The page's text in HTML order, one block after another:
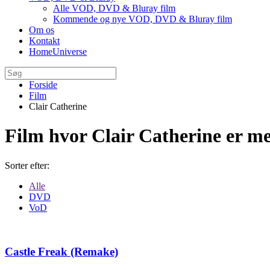
Alle VOD, DVD & Bluray film
Kommende og nye VOD, DVD & Bluray film
Om os
Kontakt
HomeUniverse
Forside
Film
Clair Catherine
Film hvor Clair Catherine er
Sorter efter:
Alle
DVD
VoD
Castle Freak (Remake)